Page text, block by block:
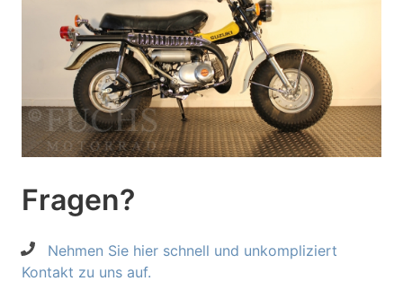
Fragen?
Nehmen Sie hier schnell und unkompliziert
Kontakt zu uns auf.